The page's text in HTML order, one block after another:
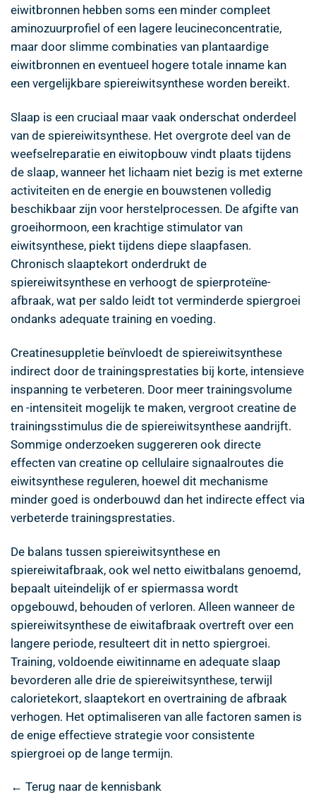
eiwitbronnen hebben soms een minder compleet
aminozuurprofiel of een lagere leucineconcentratie,
maar door slimme combinaties van plantaardige
eiwitbronnen en eventueel hogere totale inname kan
een vergelijkbare spiereiwitsynthese worden bereikt.
Slaap is een cruciaal maar vaak onderschat onderdeel
van de spiereiwitsynthese. Het overgrote deel van de
weefselreparatie en eiwitopbouw vindt plaats tijdens
de slaap, wanneer het lichaam niet bezig is met externe
activiteiten en de energie en bouwstenen volledig
beschikbaar zijn voor herstelprocessen. De afgifte van
groeihormoon, een krachtige stimulator van
eiwitsynthese, piekt tijdens diepe slaapfasen.
Chronisch slaaptekort onderdrukt de
spiereiwitsynthese en verhoogt de spierproteïne-
afbraak, wat per saldo leidt tot verminderde spiergroei
ondanks adequate training en voeding.
Creatinesuppletie beïnvloedt de spiereiwitsynthese
indirect door de trainingsprestaties bij korte, intensieve
inspanning te verbeteren. Door meer trainingsvolume
en -intensiteit mogelijk te maken, vergroot creatine de
trainingsstimulus die de spiereiwitsynthese aandrijft.
Sommige onderzoeken suggereren ook directe
effecten van creatine op cellulaire signaalroutes die
eiwitsynthese reguleren, hoewel dit mechanisme
minder goed is onderbouwd dan het indirecte effect via
verbeterde trainingsprestaties.
De balans tussen spiereiwitsynthese en
spiereiwitafbraak, ook wel netto eiwitbalans genoemd,
bepaalt uiteindelijk of er spiermassa wordt
opgebouwd, behouden of verloren. Alleen wanneer de
spiereiwitsynthese de eiwitafbraak overtreft over een
langere periode, resulteert dit in netto spiergroei.
Training, voldoende eiwitinname en adequate slaap
bevorderen alle drie de spiereiwitsynthese, terwijl
calorietekort, slaaptekort en overtraining de afbraak
verhogen. Het optimaliseren van alle factoren samen is
de enige effectieve strategie voor consistente
spiergroei op de lange termijn.
← Terug naar de kennisbank